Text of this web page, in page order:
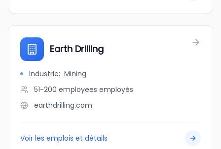
Earth Drilling
Industrie: Mining
51-200 employees employés
earthdrilling.com
Voir les emplois et détails